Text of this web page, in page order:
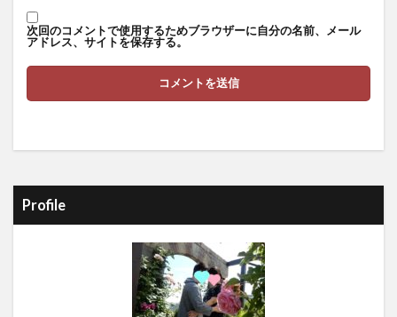
次回のコメントで使用するためブラウザーに自分の名前、メール
アドレス、サイトを保存する。
Profile